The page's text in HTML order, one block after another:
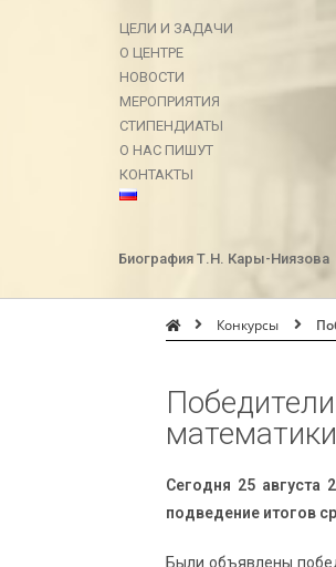
ЦЕЛИ И ЗАДАЧИ
О ЦЕНТРЕ
НОВОСТИ
МЕРОПРИЯТИЯ
СТИПЕНДИАТЫ
О НАС ПИШУТ
КОНТАКТЫ
Биография Т.Н. Кары-Ниязова
Конкурсы
Сегодня 25 августа
подведение итогов
Были объявлены